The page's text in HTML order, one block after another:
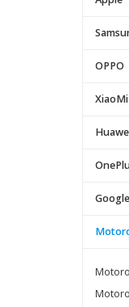
OPPO
XiaoMi
Google